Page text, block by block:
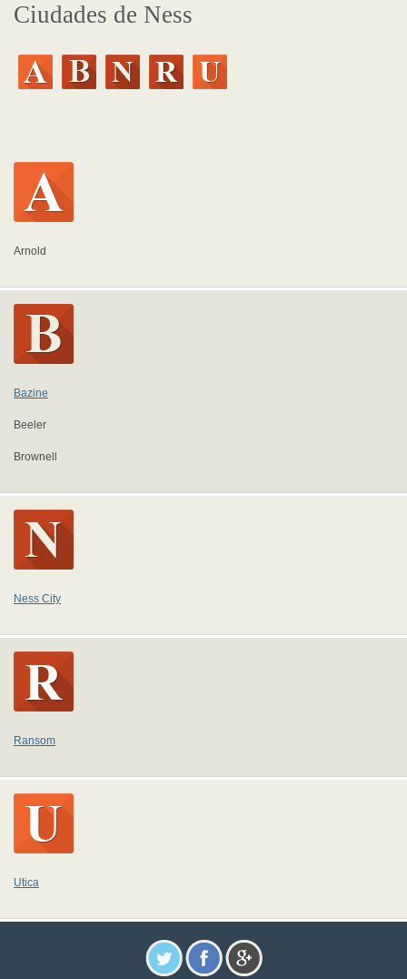
Ciudades de Ness
Arnold
Bazine
Beeler
Brownell
Ness City
Ransom
Utica